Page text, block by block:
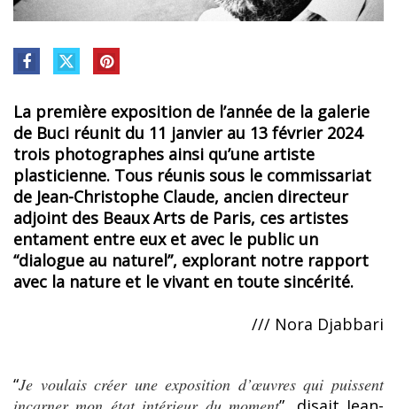
La première exposition de l’année de la galerie
de Buci réunit du 11 janvier au 13 février 2024
trois photographes ainsi qu’une artiste
plasticienne. Tous réunis sous le commissariat
de Jean-Christophe Claude, ancien directeur
adjoint des Beaux Arts de Paris, ces artistes
entament entre eux et avec le public un
“dialogue au naturel”, explorant notre rapport
avec la nature et le vivant en toute sincérité.
/// Nora Djabbari
“Je voulais créer une exposition d’œuvres qui puissent